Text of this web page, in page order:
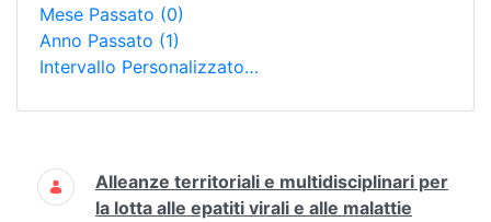
Mese Passato (0)
Anno Passato (1)
Intervallo Personalizzato…
Ricerca
Alleanze territoriali e multidisciplinari per
la lotta alle epatiti virali e alle malattie